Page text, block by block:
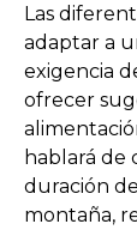
Las
adaptar a
exigencia
ofrecer
hablará de
duración
montaña,